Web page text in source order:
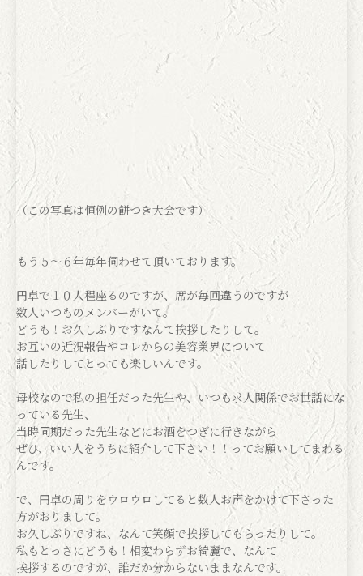
（この写真は恒例の餅つき大会です）
もう５〜６年毎年伺わせて頂いております。
円卓で１０人程座るのですが、席が毎回違うのですが
数人いつものメンバーがいて。
どうも！お久しぶりですなんて挨拶したりして。
お互いの近況報告やコレからの美容業界について
話したりしてとっても楽しいんです。
母校なので私の担任だった先生や、いつも求人関係でお世話にな
っている先生、
当時同期だった先生などにお酒をつぎに行きながら
ぜひ、いい人をうちに紹介して下さい！！ってお願いしてまわる
んです。
で、円卓の周りをウロウロしてると数人お声をかけて下さった
方がおりまして。
お久しぶりですね、なんて笑顔で挨拶してもらったりして。
私もとっさにどうも！相変わらずお綺麗で、なんて
挨拶するのですが、誰だか分からないままなんです。